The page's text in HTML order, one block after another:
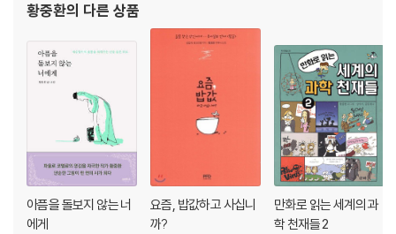
황중환의 다른 상품
아픔을 돌보지 않는 너
에게
요즘, 밥값하고 사십니
까?
만화로 읽는 세계의 과
학 천재들 2